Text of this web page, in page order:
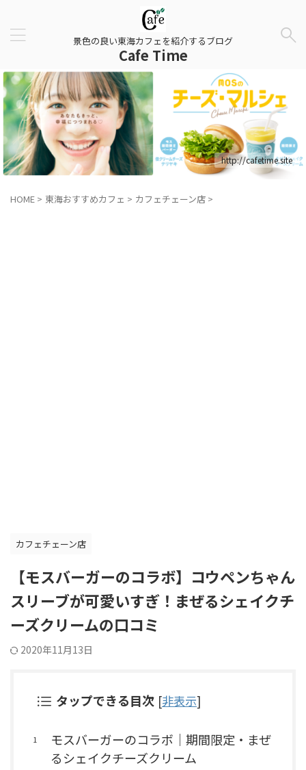
景色の良い東海カフェを紹介するブログ
Cafe Time
http://cafetime.site
HOME > 東海おすすめカフェ > カフェチェーン店 >
カフェチェーン店
【モスバーガーのコラボ】コウペンちゃん
スリーブが可愛いすぎ！まぜるシェイクチ
ーズクリームの口コミ
2020年11月13日
タップできる目次 [非表示]
モスバーガーのコラボ｜期間限定・まぜ
るシェイクチーズクリーム